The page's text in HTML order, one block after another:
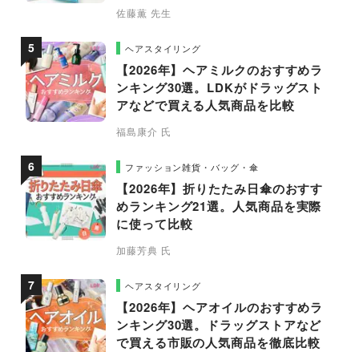
佐藤薫 先生
ヘアスタイリング
【2026年】ヘアミルクのおすすめラ
ンキング30選。LDKがドラッグスト
アなどで買える人気商品を比較
福島康介 氏
ファッション雑貨・バッグ・傘
【2026年】折りたたみ日傘のおすす
めランキング21選。人気商品を実際
に使って比較
加藤芳典 氏
ヘアスタイリング
【2026年】ヘアオイルのおすすめラ
ンキング30選。ドラッグストアなど
で買える市販の人気商品を徹底比較